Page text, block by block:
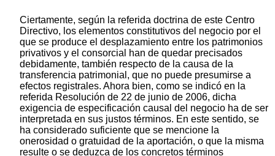
Ciertamente, según la referida doctrina de este Centro
Directivo, los elementos constitutivos del negocio por el
que se produce el desplazamiento entre los patrimonios
privativos y el consorcial han de quedar precisados
debidamente, también respecto de la causa de la
transferencia patrimonial, que no puede presumirse a
efectos registrales. Ahora bien, como se indicó en la
referida Resolución de 22 de junio de 2006, dicha
exigencia de especificación causal del negocio ha de ser
interpretada en sus justos términos. En este sentido, se
ha considerado suficiente que se mencione la
onerosidad o gratuidad de la aportación, o que la misma
resulte o se deduzca de los concretos términos